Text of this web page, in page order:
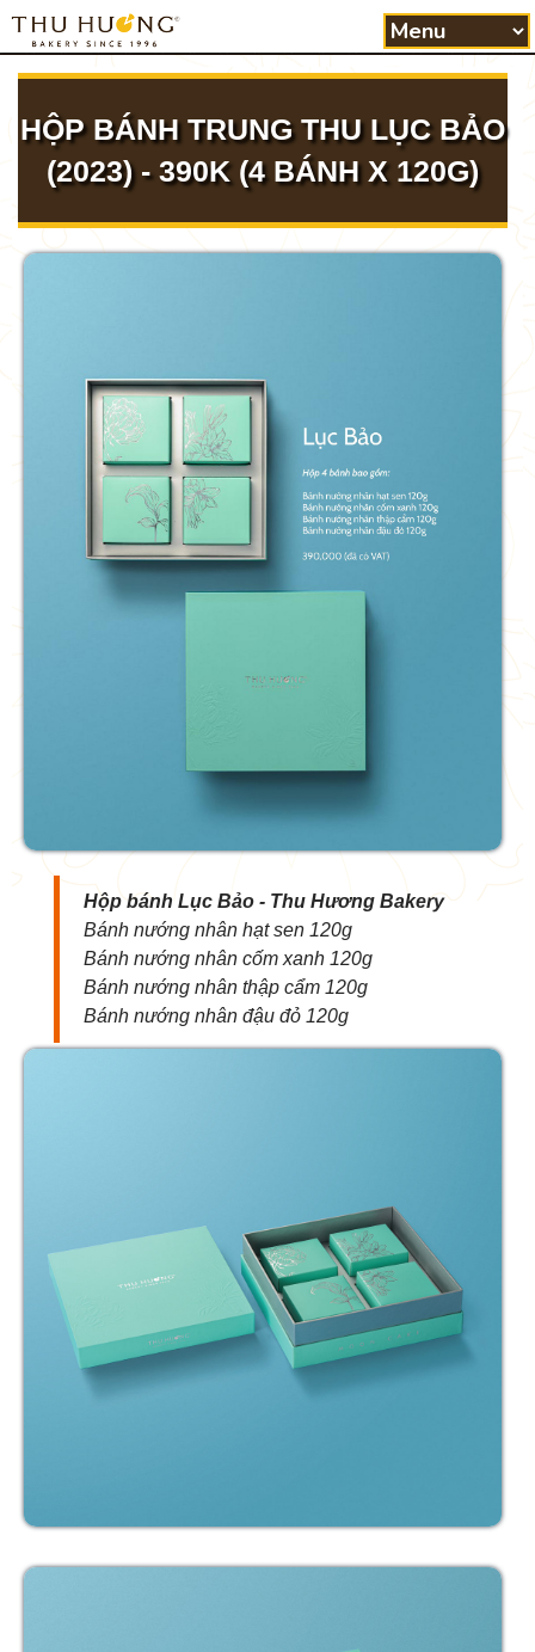
HỘP BÁNH TRUNG THU LỤC BẢO
(2023) - 390K (4 BÁNH X 120G)
Hộp bánh Lục Bảo - Thu Hương Bakery
Bánh nướng nhân hạt sen 120g
Bánh nướng nhân cốm xanh 120g
Bánh nướng nhân thập cẩm 120g
Bánh nướng nhân đậu đỏ 120g